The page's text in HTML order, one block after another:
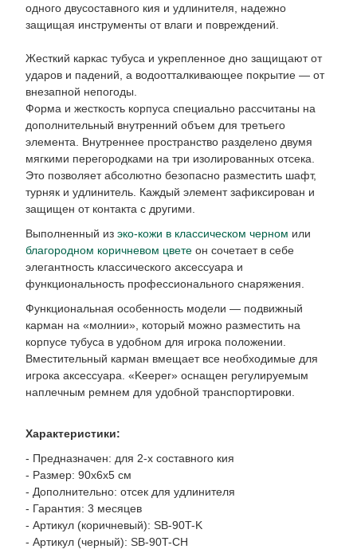
одного двусоставного кия и удлинителя, надежно
защищая инструменты от влаги и повреждений.
Жесткий каркас тубуса и укрепленное дно защищают от
ударов и падений, а водоотталкивающее покрытие — от
внезапной непогоды.
Форма и жесткость корпуса специально рассчитаны на
дополнительный внутренний объем для третьего
элемента. Внутреннее пространство разделено двумя
мягкими перегородками на три изолированных отсека.
Это позволяет абсолютно безопасно разместить шафт,
турняк и удлинитель. Каждый элемент зафиксирован и
защищен от контакта с другими.
Выполненный из эко-кожи в классическом черном или
благородном коричневом цветеон сочетает в себе
элегантность классического аксессуара и
функциональность профессионального снаряжения.
Функциональная особенность модели — подвижный
карман на «молнии», который можно разместить на
корпусе тубуса в удобном для игрока положении.
Вместительный карман вмещает все необходимые для
игрока аксессуара. «Keeper» оснащен регулируемым
наплечным ремнем для удобной транспортировки.
Характеристики:
- Предназначен: для 2-х составного кия
- Размер: 90х6х5 см
- Дополнительно: отсек для удлинителя
- Гарантия: 3 месяцев
- Артикул (коричневый): SB-90T-K
- Артикул (черный): SB-90T-CH